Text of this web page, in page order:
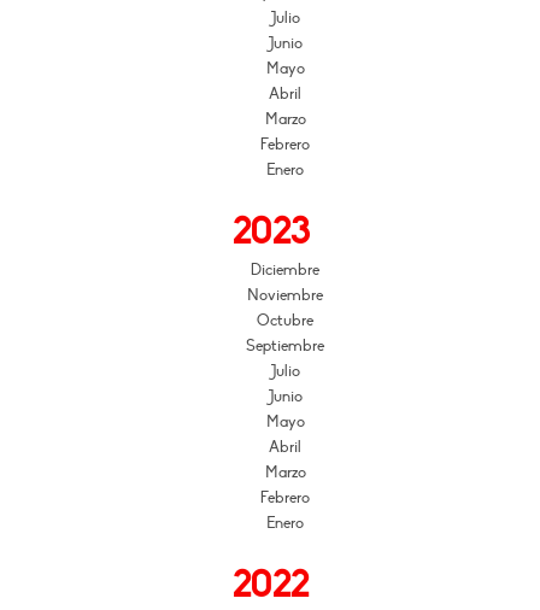
Julio
Junio
Mayo
Abril
Marzo
Febrero
Enero
2023
Diciembre
Noviembre
Octubre
Septiembre
Julio
Junio
Mayo
Abril
Marzo
Febrero
Enero
2022